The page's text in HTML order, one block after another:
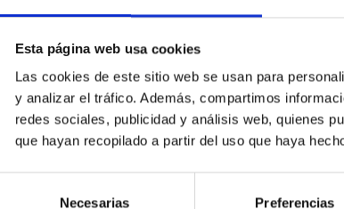
Esta página web usa cookies
Las cookies de este sitio web se usan para
y analizar el tráfico. Además, compartimos
redes sociales, publicidad y análisis web, quienes
que hayan recopilado a partir del uso que haya
Necesarias Preferencias